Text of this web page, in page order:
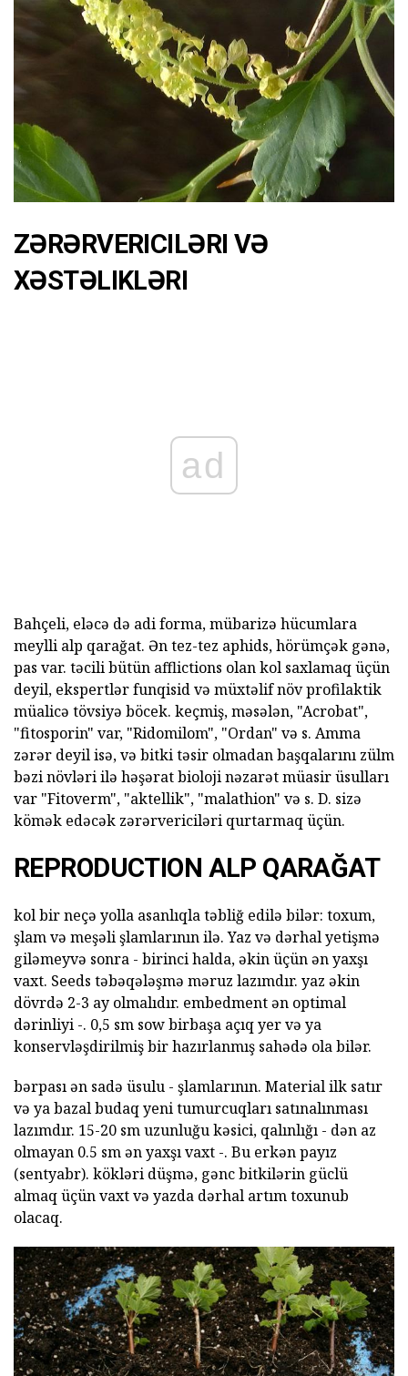
ZƏRƏRVERICILƏRI VƏ
XƏSTƏLIKLƏRI
ad
Bahçeli, eləcə də adi forma, mübarizə hücumlara
meylli alp qarağat. Ən tez-tez aphids, hörümçək gənə,
pas var. təcili bütün afflictions olan kol saxlamaq üçün
deyil, ekspertlər funqisid və müxtəlif növ profilaktik
müalicə tövsiyə böcek. keçmiş, məsələn, "Acrobat",
"fitosporin" var, "Ridomilom", "Ordan" və s. Amma
zərər deyil isə, və bitki təsir olmadan başqalarını zülm
bəzi növləri ilə həşərat bioloji nəzarət müasir üsulları
var "Fitoverm", "aktellik", "malathion" və s. D. sizə
kömək edəcək zərərvericiləri qurtarmaq üçün.
REPRODUCTION ALP QARAĞAT
kol bir neçə yolla asanlıqla təbliğ edilə bilər: toxum,
şlam və meşəli şlamlarının ilə. Yaz və dərhal yetişmə
giləmeyvə sonra - birinci halda, əkin üçün ən yaxşı
vaxt. Seeds təbəqələşmə məruz lazımdır. yaz əkin
dövrdə 2-3 ay olmalıdır. embedment ən optimal
dərinliyi -. 0,5 sm sow birbaşa açıq yer və ya
konservləşdirilmiş bir hazırlanmış sahədə ola bilər.
bərpası ən sadə üsulu - şlamlarının. Material ilk satır
və ya bazal budaq yeni tumurcuqları satınalınması
lazımdır. 15-20 sm uzunluğu kəsici, qalınlığı - dən az
olmayan 0.5 sm ən yaxşı vaxt -. Bu erkən payız
(sentyabr). kökləri düşmə, gənc bitkilərin güclü
almaq üçün vaxt və yazda dərhal artım toxunub
olacaq.